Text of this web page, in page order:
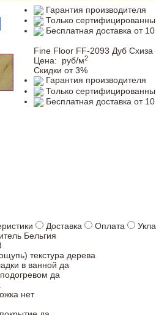
Гарантия производителя
Только
Бесплатная доставка от
Fine Floor FF-2093 Дуб Схиза
Цена:
руб/м2
Скидки от 3%
Гарантия производителя
Только
Бесплатная доставка от
Доставка Оплата
Бельгия
текстура дерева
в ванной да
да
нет